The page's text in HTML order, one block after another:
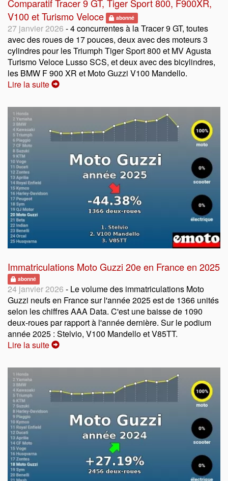
Comparatif Tracer 9 GT, Tiger Sport 800, F900XR,
V100 et Turismo Veloce
abonné
27 janvier 2026 - 4 concurrentes à la Tracer 9 GT, toutes
avec des roues de 17 pouces, deux avec des moteurs 3
cylindres pour les Triumph Tiger Sport 800 et MV Agusta
Turismo Veloce Lusso SCS, et deux avec des bicylindres,
les BMW F 900 XR et Moto Guzzi V100 Mandello.
Lire la suite
Immatriculations Moto Guzzi 20e en France en 2025
abonné
24 janvier 2026 - Le volume des immatriculations Moto
Guzzi neufs en France sur l'année 2025 est de 1366 unités
selon les chiffres AAA Data. C'est une baisse de 1090
deux-roues par rapport à l'année dernière. Sur le podium
année 2025 : Stelvio, V100 Mandello et V85TT.
Lire la suite